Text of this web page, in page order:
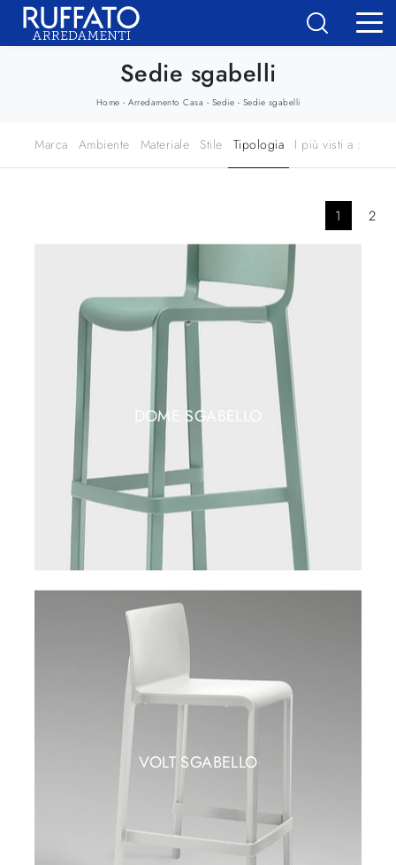
Sedie sgabelli
Home - Arredamento Casa - Sedie - Sedie sgabelli
Marca Ambiente Materiale Stile Tipologia I più visti a :
1 2
DOME SGABELLO
VOLT SGABELLO